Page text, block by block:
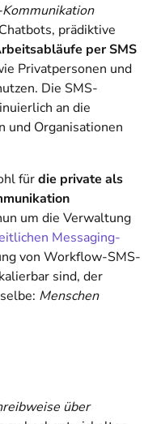
prädiktive
per SMS
Privatpersonen und
Die SMS-
an die
und Organisationen
fürdie private als
um die Verwaltung
Messaging-
von Workflow-SMS-
sind, der
Menschen
über